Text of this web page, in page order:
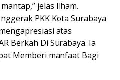
jelas Ilham.
PKK Kota Surabaya
atas
Berkah Di Surabaya. Ia
Memberi manfaat Bagi